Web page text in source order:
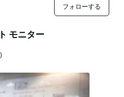
フォローする
モニター